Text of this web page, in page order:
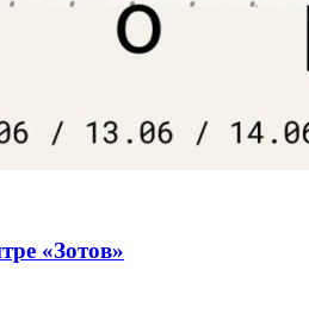
«Зотов»